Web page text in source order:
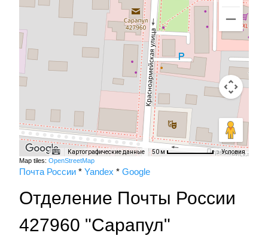
Картографические данные 50 м Условия
Map tiles: OpenStreetMap
Почта России * Yandex * Google
Отделение Почты России
427960 "Сарапул"